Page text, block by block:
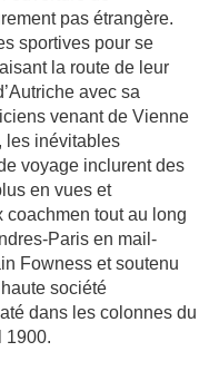
pas étrangère.
sportives pour se
la route de leur
avec sa
venant de Vienne
les inévitables
voyage inclurent des
en vues et
coachmen tout au long
Paris en mail-
Fowness et soutenu
société
dans les colonnes du
1900.